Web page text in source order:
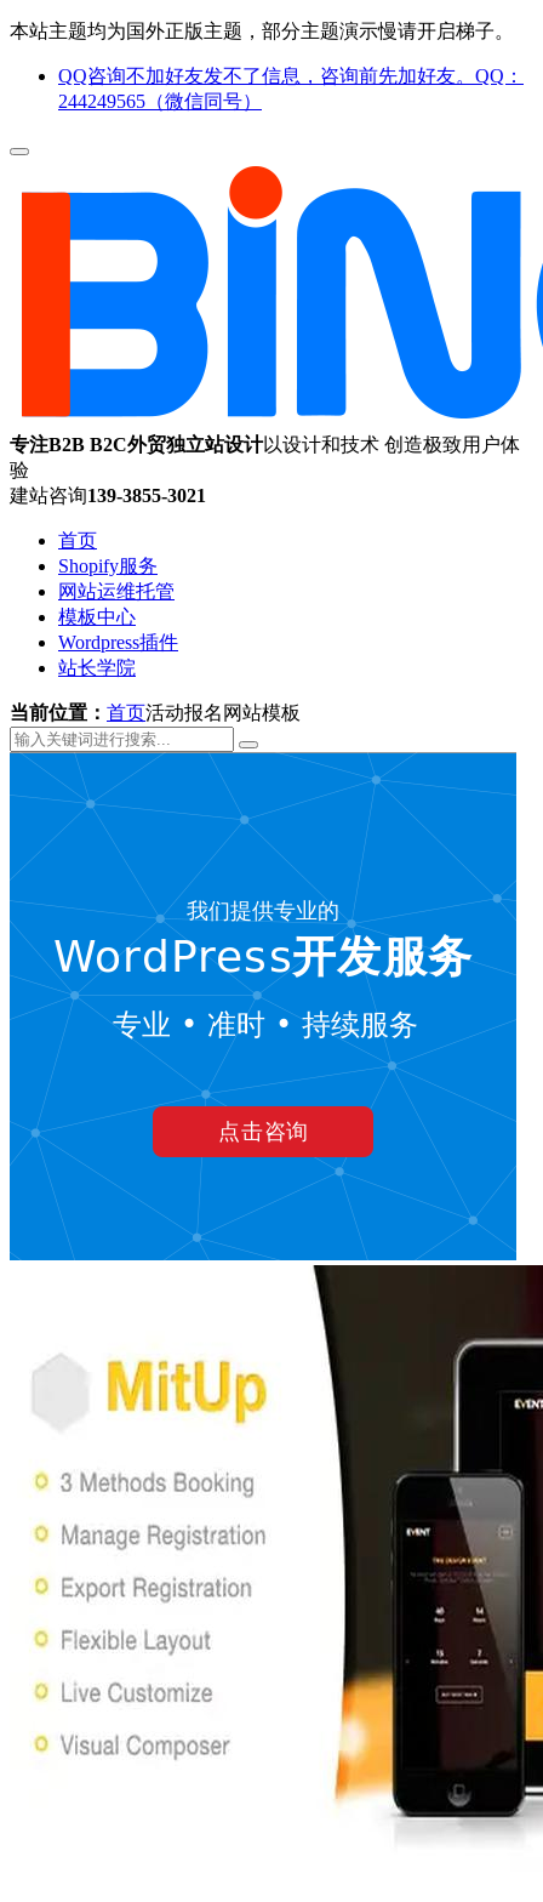
本站主题均为国外正版主题，部分主题演示慢请开启梯子。
QQ咨询不加好友发不了信息，咨询前先加好友。QQ：
244249565（微信同号）
专注B2B B2C外贸独立站设计以设计和技术 创造极致用户体
验
建站咨询139-3855-3021
首页
Shopify服务
网站运维托管
模板中心
Wordpress插件
站长学院
当前位置： 首页活动报名网站模板